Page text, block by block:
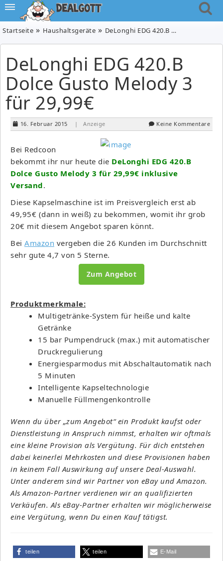
Startseite Haushaltsgeräte DeLonghi EDG 420.B Dolce Gusto Melody 3 für 29,99€
DeLonghi EDG 420.B
Dolce Gusto Melody 3
für 29,99€
16. Februar 2015 | Anzeige Keine Kommentare
Bei Redcoon
bekommt ihr nur heute die DeLonghi EDG 420.B
Dolce Gusto Melody 3 für 29,99€ inklusive
Versand.
Diese Kapselmaschine ist im Preisvergleich erst ab
49,95€ (dann in weiß) zu bekommen, womit ihr grob
20€ mit diesem Angebot sparen könnt.
Bei Amazon vergeben die 26 Kunden im Durchschnitt
sehr gute 4,7 von 5 Sterne.
Zum Angebot
Produktmerkmale:
Multigetränke-System für heiße und kalte
Getränke
15 bar Pumpendruck (max.) mit automatischer
Druckregulierung
Energiesparmodus mit Abschaltautomatik nach
5 Minuten
Intelligente Kapseltechnologie
Manuelle Füllmengenkontrolle
Wenn du über „zum Angebot“ ein Produkt kaufst oder
Dienstleistung in Anspruch nimmst, erhalten wir oftmals
eine kleine Provision als Vergütung. Für dich entstehen
dabei keinerlei Mehrkosten und diese Provisionen haben
in keinem Fall Auswirkung auf unsere Deal-Auswahl.
Unter anderem sind wir Partner von eBay und Amazon.
Als Amazon-Partner verdienen wir an qualifizierten
Verkäufen. Als eBay-Partner erhalten wir möglicherweise
eine Vergütung, wenn Du einen Kauf tätigst.
teilen teilen E-Mail